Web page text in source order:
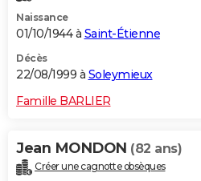
Naissance
01/10/1944 à Saint-Étienne
Décès
22/08/1999 à Soleymieux
Famille BARLIER
Jean MONDON (82 ans)
Créer une cagnotte obsèques